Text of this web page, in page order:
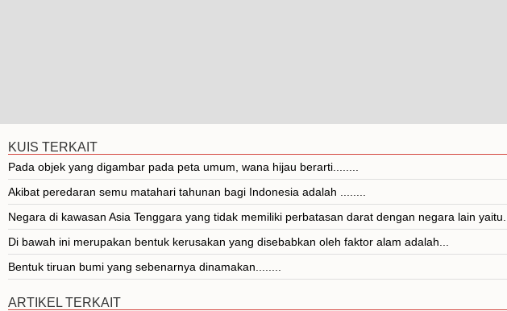
KUIS TERKAIT
Pada objek yang digambar pada peta umum, wana hijau berarti........
Akibat peredaran semu matahari tahunan bagi Indonesia adalah ........
Negara di kawasan Asia Tenggara yang tidak memiliki perbatasan darat dengan negara lain yaitu...
Di bawah ini merupakan bentuk kerusakan yang disebabkan oleh faktor alam adalah...
Bentuk tiruan bumi yang sebenarnya dinamakan........
ARTIKEL TERKAIT